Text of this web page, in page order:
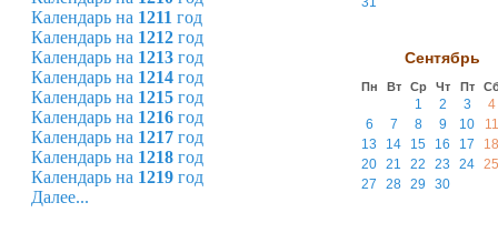
Сентябрь
Пн Вт Ср Чт Пт
1 2 3
4
6
7 8 9 10
11
13
14 15 16 17
18
20 21 22 23 24 25
27
28 29 30
Календарь на 1211 год
Календарь на 1212 год
Календарь на 1213 год
Календарь на 1214 год
Календарь на 1215 год
Календарь на 1216 год
Календарь на 1217 год
Календарь на 1218 год
Календарь на 1219 год
Далее...